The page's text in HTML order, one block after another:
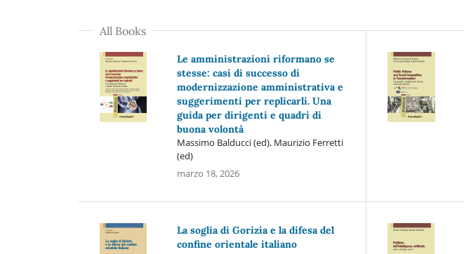
All Books
Le amministrazioni riformano se
stesse: casi di successo di
modernizzazione amministrativa e
suggerimenti per replicarli. Una
guida per dirigenti e quadri di
buona volontà
Massimo Balducci (ed), Maurizio Ferretti
(ed)
marzo 18, 2026
La soglia di Gorizia e la difesa del
confine orientale italiano